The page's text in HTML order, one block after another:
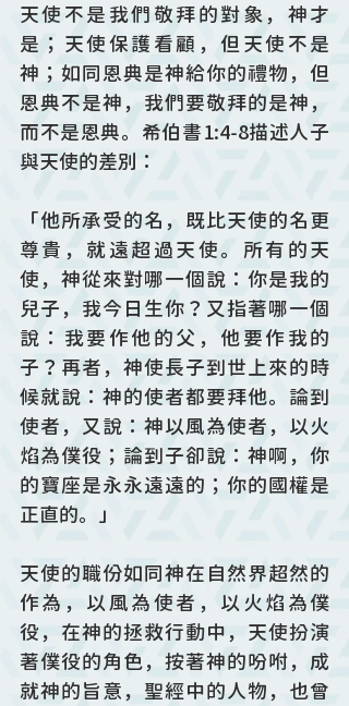
天使不是我們敬拜的對象，神才
是；天使保護看顧，但天使不是
神；如同恩典是神給你的禮物，但
恩典不是神，我們要敬拜的是神，
而不是恩典。希伯書1:4-8描述人子
與天使的差別：
「他所承受的名，既比天使的名更
尊貴，就遠超過天使。所有的天
使，神從來對哪一個說：你是我的
兒子，我今日生你？又指著哪一個
說：我要作他的父，他要作我的
子？再者，神使長子到世上來的時
候就說：神的使者都要拜他。論到
使者，又說：神以風為使者，以火
焰為僕役；論到子卻說：神啊，你
的寶座是永永遠遠的；你的國權是
正直的。」
天使的職份如同神在自然界超然的
作為，以風為使者，以火焰為僕
役，在神的拯救行動中，天使扮演
著僕役的角色，按著神的吩咐，成
就神的旨意，聖經中的人物，也曾